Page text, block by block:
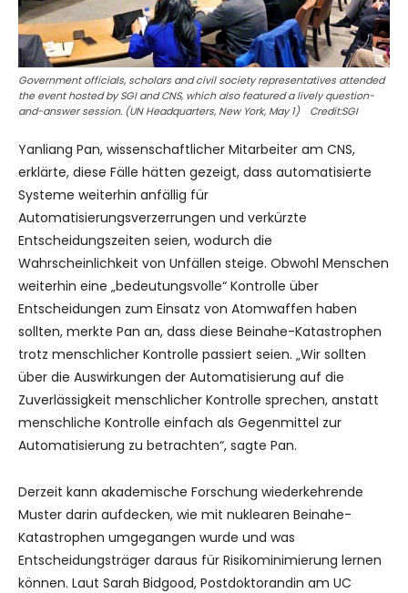
Government officials, scholars and civil society representatives attended
the event hosted by SGI and CNS, which also featured a lively question-
and-answer session. (UN Headquarters, New York, May 1) Credit:SGI
Yanliang Pan, wissenschaftlicher Mitarbeiter am CNS,
erklärte, diese Fälle hätten gezeigt, dass automatisierte
Systeme weiterhin anfällig für
Automatisierungsverzerrungen und verkürzte
Entscheidungszeiten seien, wodurch die
Wahrscheinlichkeit von Unfällen steige. Obwohl Menschen
weiterhin eine „bedeutungsvolle“ Kontrolle über
Entscheidungen zum Einsatz von Atomwaffen haben
sollten, merkte Pan an, dass diese Beinahe-Katastrophen
trotz menschlicher Kontrolle passiert seien. „Wir sollten
über die Auswirkungen der Automatisierung auf die
Zuverlässigkeit menschlicher Kontrolle sprechen, anstatt
menschliche Kontrolle einfach als Gegenmittel zur
Automatisierung zu betrachten“, sagte Pan.
Derzeit kann akademische Forschung wiederkehrende
Muster darin aufdecken, wie mit nuklearen Beinahe-
Katastrophen umgegangen wurde und was
Entscheidungsträger daraus für Risikominimierung lernen
können. Laut Sarah Bidgood, Postdoktorandin am UC